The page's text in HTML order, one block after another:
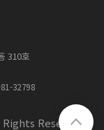
310호
32798
Reserved.